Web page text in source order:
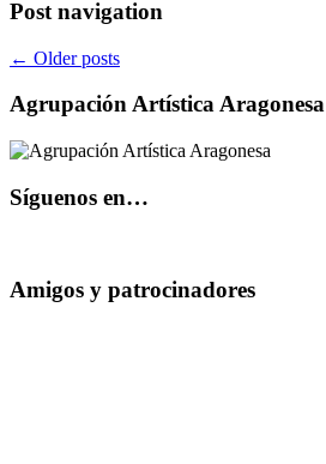
Post navigation
← Older posts
Agrupación Artística Aragonesa
Síguenos en…
Amigos y patrocinadores